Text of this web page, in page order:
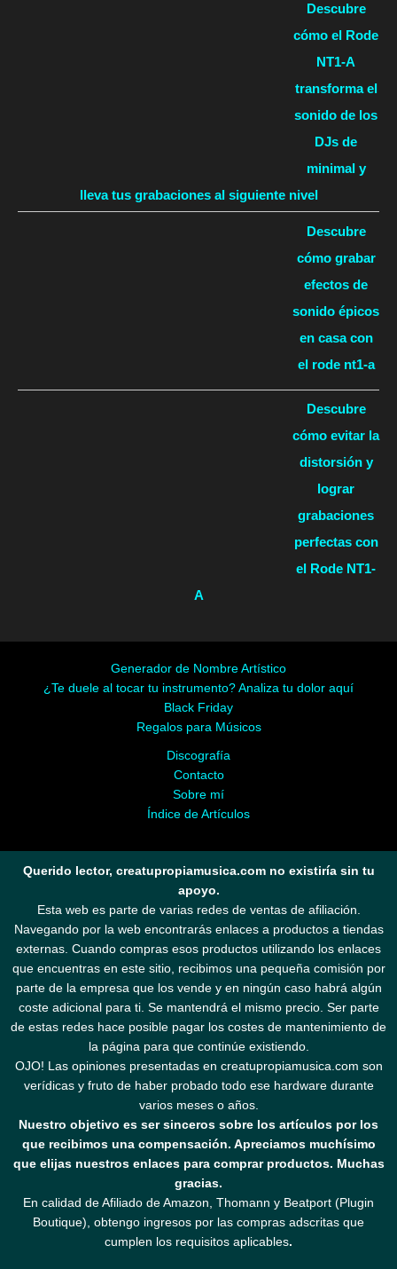
Descubre
cómo el Rode
NT1-A
transforma el
sonido de los
DJs de
minimal y
lleva tus grabaciones al siguiente nivel
Descubre
cómo grabar
efectos de
sonido épicos
en casa con
el rode nt1-a
Descubre
cómo evitar la
distorsión y
lograr
grabaciones
perfectas con
el Rode NT1-
A
Generador de Nombre Artístico
¿Te duele al tocar tu instrumento? Analiza tu dolor aquí
Black Friday
Regalos para Músicos
Discografía
Contacto
Sobre mí
Índice de Artículos
Querido lector, creatupropiamusica.com no existiría sin tu
apoyo.
Esta web es parte de varias redes de ventas de afiliación.
Navegando por la web encontrarás enlaces a productos a tiendas
externas. Cuando compras esos productos utilizando los enlaces
que encuentras en este sitio, recibimos una pequeña comisión por
parte de la empresa que los vende y en ningún caso habrá algún
coste adicional para ti. Se mantendrá el mismo precio. Ser parte
de estas redes hace posible pagar los costes de mantenimiento de
la página para que continúe existiendo.
OJO! Las opiniones presentadas en creatupropiamusica.com son
verídicas y fruto de haber probado todo ese hardware durante
varios meses o años.
Nuestro objetivo es ser sinceros sobre los artículos por los
que recibimos una compensación. Apreciamos muchísimo
que elijas nuestros enlaces para comprar productos. Muchas
gracias.
En calidad de Afiliado de Amazon, Thomann y Beatport (Plugin
Boutique), obtengo ingresos por las compras adscritas que
cumplen los requisitos aplicables.